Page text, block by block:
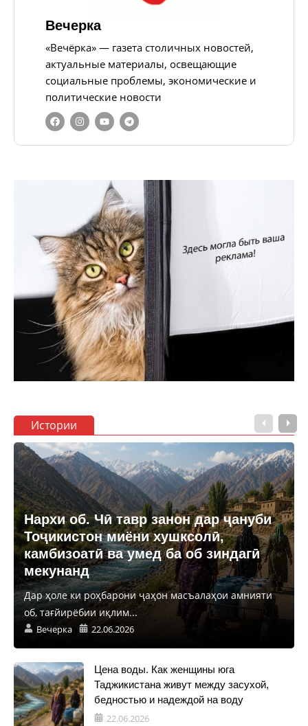
Вечерка
«Вечёрка» — газета столичных новостей,
актуальные материалы, освещающие
социальные проблемы, экономические и
политические новости
Истории
Нархи об. Чӣ тавр занон дар ҷануби
Тоҷикистон миёни хушксолӣ,
камбизоатӣ ва умед ба об зиндагӣ
мекунанд
Дар ҳоле ки роҳбарони ҷаҳон масъалаҳои амнияти
об, тағйирёбии иқлим...
Вечерка 22.06.2026
Цена воды. Как женщины юга
Таджикистана живут между засухой,
бедностью и надеждой на воду
22.06.2026